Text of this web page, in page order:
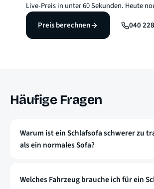
Live-Preis in unter 60 Sekunden. Heute
Preis berechnen
040
Häufige Fragen
Warum ist ein Schlafsofa schwerer zu
als ein normales Sofa?
Welches Fahrzeug brauche ich für ein